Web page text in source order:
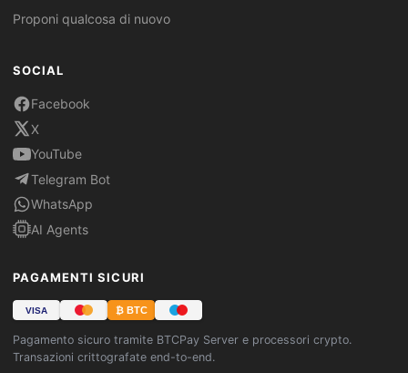
Proponi qualcosa di nuovo
SOCIAL
Facebook
X
YouTube
Telegram Bot
WhatsApp
AI Agents
PAGAMENTI SICURI
VISA ₿ BTC
Pagamento sicuro tramite BTCPay Server e processori crypto.
Transazioni crittografate end-to-end.